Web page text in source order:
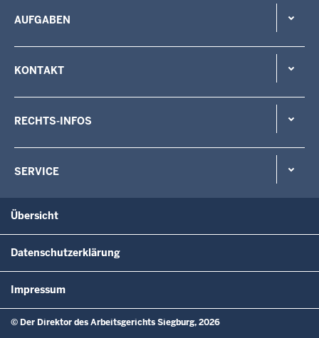
AUFGABEN
KONTAKT
RECHTS-INFOS
SERVICE
Übersicht
Datenschutzerklärung
Impressum
© Der Direktor des Arbeitsgerichts Siegburg, 2026